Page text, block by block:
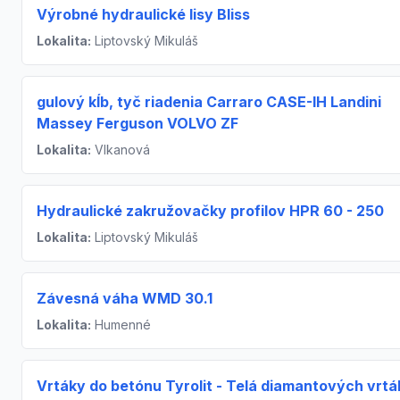
Výrobné hydraulické lisy Bliss
Lokalita: Liptovský Mikuláš
gulový kĺb, tyč riadenia Carraro CASE-IH Landini
Massey Ferguson VOLVO ZF
Lokalita: Vlkanová
Hydraulické zakružovačky profilov HPR 60 - 250
Lokalita: Liptovský Mikuláš
Závesná váha WMD 30.1
Lokalita: Humenné
Vrtáky do betónu Tyrolit - Telá diamantových